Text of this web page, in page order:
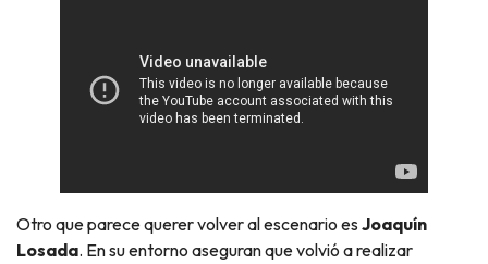
Otro que parece querer volver al escenario es Joaquín
Losada. En su entorno aseguran que volvió a realizar